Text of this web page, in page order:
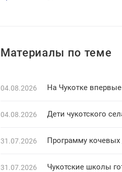
Материалы по теме
04.08.2026 На Чукотке
04.08.2026 Дети чукотского
31.07.2026 Программу кочевых
31.07.2026 Чукотские школы